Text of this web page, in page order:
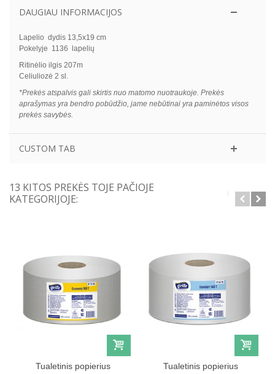
DAUGIAU INFORMACIJOS
Lapelio dydis 13,5x19 cm
Pokelyje 1136 lapelių
Ritinėlio ilgis 207m
Celiuliozė 2 sl.
*Prekės atspalvis gali skirtis nuo matomo nuotraukoje. Prekės
aprašymas yra bendro pobūdžio, jame nebūtinai yra paminėtos visos
prekės savybės.
CUSTOM TAB
13 KITOS PREKĖS TOJE PAČIOJE
KATEGORIJOJE:
Tualetinis popierius
Tualetinis popierius